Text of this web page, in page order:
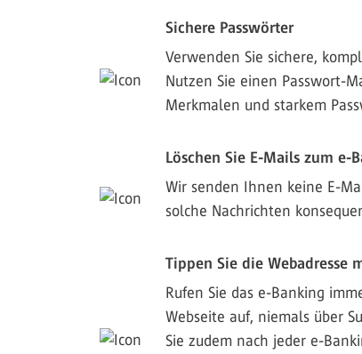
Sichere Passwörter
Verwenden Sie sichere,
Nutzen Sie einen Passwort-
Merkmalen und starkem
Löschen Sie E-Mails zum e-
Wir senden Ihnen keine E-
solche Nachrichten
Tippen Sie die Webadresse
Rufen Sie das e-Banking
Webseite auf, niemals über
Sie zudem nach jeder e-